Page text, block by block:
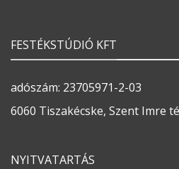
FESTÉKSTÚDIÓ KFT
adószám: 23705971-2-03
6060 Tiszakécske, Szent Imre
NYITVATARTÁS